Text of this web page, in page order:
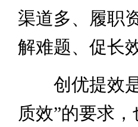
渠道多、履职
解难题、促长效
创优提效是
质效”的要求